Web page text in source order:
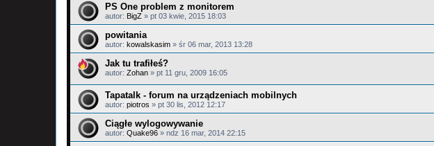
PS One problem z monitorem
autor: BigZ » pt 03 kwie, 2015 18:03
powitania
autor: kowalskasim » śr 06 mar, 2013 13:28
Jak tu trafiłeś?
autor: Zohan » pt 11 gru, 2009 16:05
Tapatalk - forum na urządzeniach mobilnych
autor: piotros » pt 30 lis, 2012 12:17
Ciągłe wylogowywanie
autor: Quake96 » ndz 16 mar, 2014 22:15